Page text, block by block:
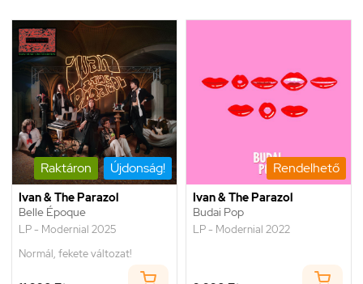
Raktáron Újdonság!
Ivan & The Parazol
Belle Époque
LP - Modernial 2025
Normál, fekete változat!
Rendelhető
Ivan & The Parazol
Budai Pop
LP - Modernial 2022